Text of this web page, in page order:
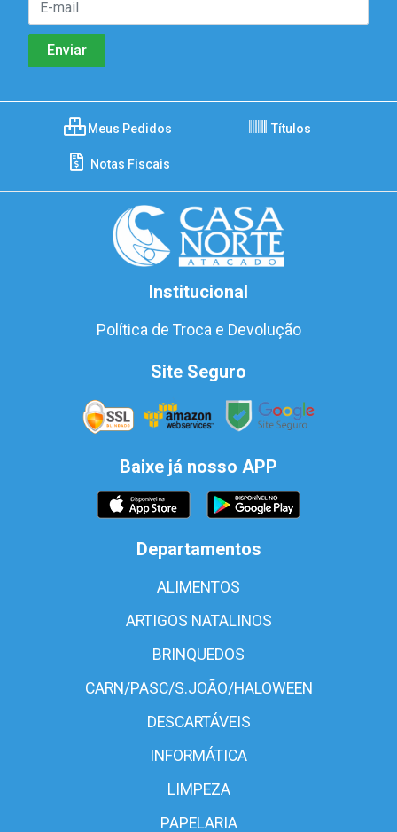
Meus Pedidos Títulos
Notas Fiscais
Institucional
Política de Troca e Devolução
Site Seguro
Baixe já nosso APP
Departamentos
ALIMENTOS
ARTIGOS NATALINOS
BRINQUEDOS
CARN/PASC/S.JOÃO/HALOWEEN
DESCARTÁVEIS
INFORMÁTICA
LIMPEZA
PAPELARIA